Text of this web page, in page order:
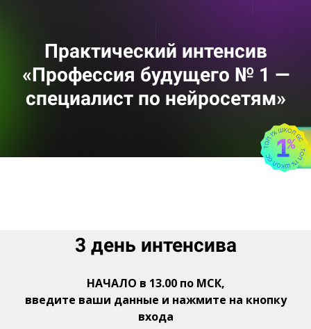
Практический интенсив
«Профессия будущего № 1 —
специалист по нейросетям»
3 день интенсива
НАЧАЛО в 13.00 по МСК,
введите ваши данные и нажмите на кнопку
входа